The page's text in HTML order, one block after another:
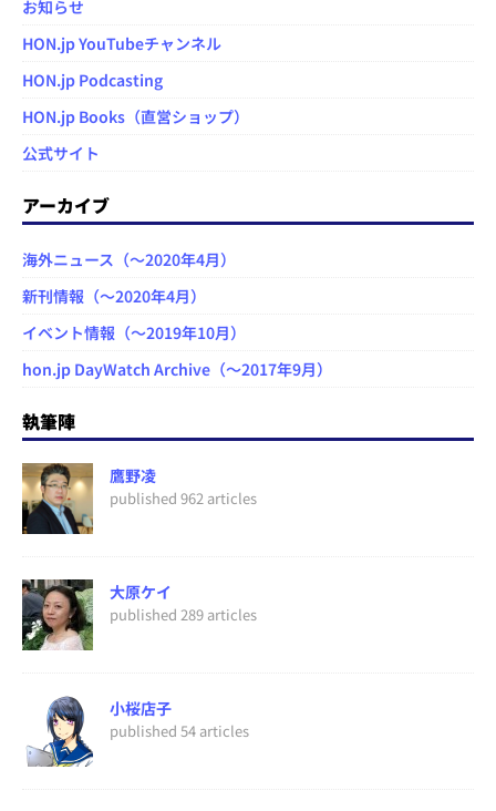
お知らせ
HON.jp YouTubeチャンネル
HON.jp Podcasting
HON.jp Books（直営ショップ）
公式サイト
アーカイブ
海外ニュース（～2020年4月）
新刊情報（～2020年4月）
イベント情報（～2019年10月）
hon.jp DayWatch Archive（～2017年9月）
執筆陣
鷹野凌
published 962 articles
大原ケイ
published 289 articles
小桜店子
published 54 articles